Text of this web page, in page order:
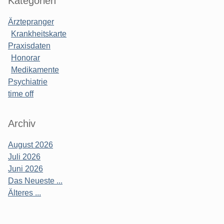
Ärztepranger
Krankheitskarte
Praxisdaten
Honorar
Medikamente
Psychiatrie
time off
Archiv
August 2026
Juli 2026
Juni 2026
Das Neueste ...
Älteres ...